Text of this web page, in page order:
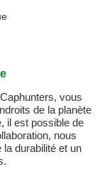
vous
de la planète
il est possible de
nous
durabilité et un